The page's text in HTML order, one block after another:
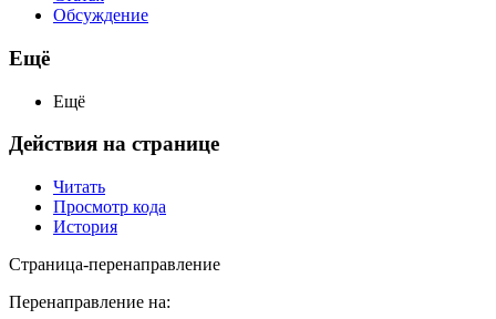
Обсуждение
Ещё
Ещё
Действия на странице
Читать
Просмотр кода
История
Страница-перенаправление
Перенаправление на: